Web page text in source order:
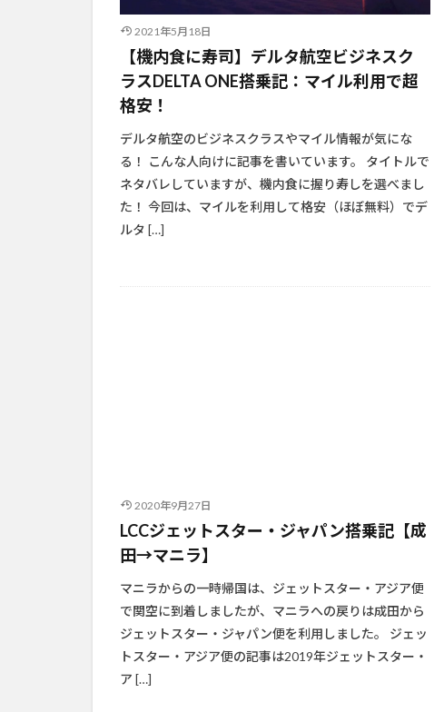
2021年5月18日
【機内食に寿司】デルタ航空ビジネスク
ラスDELTA ONE搭乗記：マイル利用で超
格安！
デルタ航空のビジネスクラスやマイル情報が気にな
る！ こんな人向けに記事を書いています。 タイトルで
ネタバレしていますが、機内食に握り寿しを選べまし
た！ 今回は、マイルを利用して格安（ほぼ無料）でデ
ルタ […]
2020年9月27日
LCCジェットスター・ジャパン搭乗記【成
田→マニラ】
マニラからの一時帰国は、ジェットスター・アジア便
で関空に到着しましたが、マニラへの戻りは成田から
ジェットスター・ジャパン便を利用しました。 ジェッ
トスター・アジア便の記事は2019年ジェットスター・
ア […]